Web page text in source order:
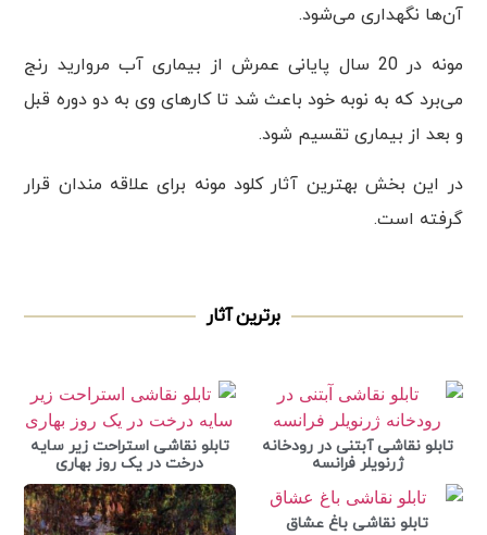
آن‌ها نگهداری می‌شود.
مونه در 20 سال پایانی عمرش از بیماری آب مروارید رنج
می‌برد که به نوبه خود باعث شد تا کارهای وی به دو دوره قبل
و بعد از بیماری تقسیم شود.
در این بخش بهترین آثار کلود مونه برای علاقه مندان قرار
گرفته است.
برترین آثار
تابلو نقاشی آبتنی در رودخانه
ژرنویلر فرانسه
تابلو نقاشی استراحت زیر سایه
درخت در یک روز بهاری
تابلو نقاشی باغ عشاق